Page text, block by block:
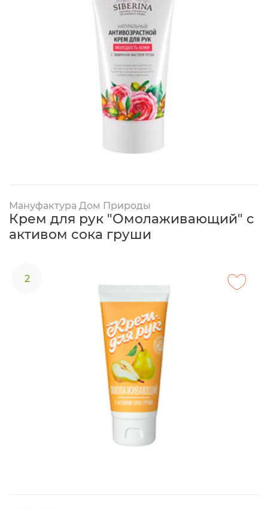
Мануфактура Дом Природы
Крем для рук "Омолаживающий" с
активом сока груши
2